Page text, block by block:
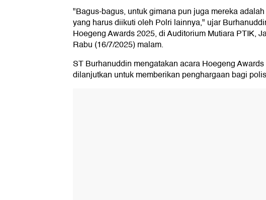
"Bagus-bagus, untuk gimana pun juga mereka
yang harus diikuti oleh Polri lainnya," ujar
Hoegeng Awards 2025, di Auditorium Mutiara PTIK,
Rabu (16/7/2025) malam.
ST Burhanuddin mengatakan acara Hoegeng
dilanjutkan untuk memberikan penghargaan bagi